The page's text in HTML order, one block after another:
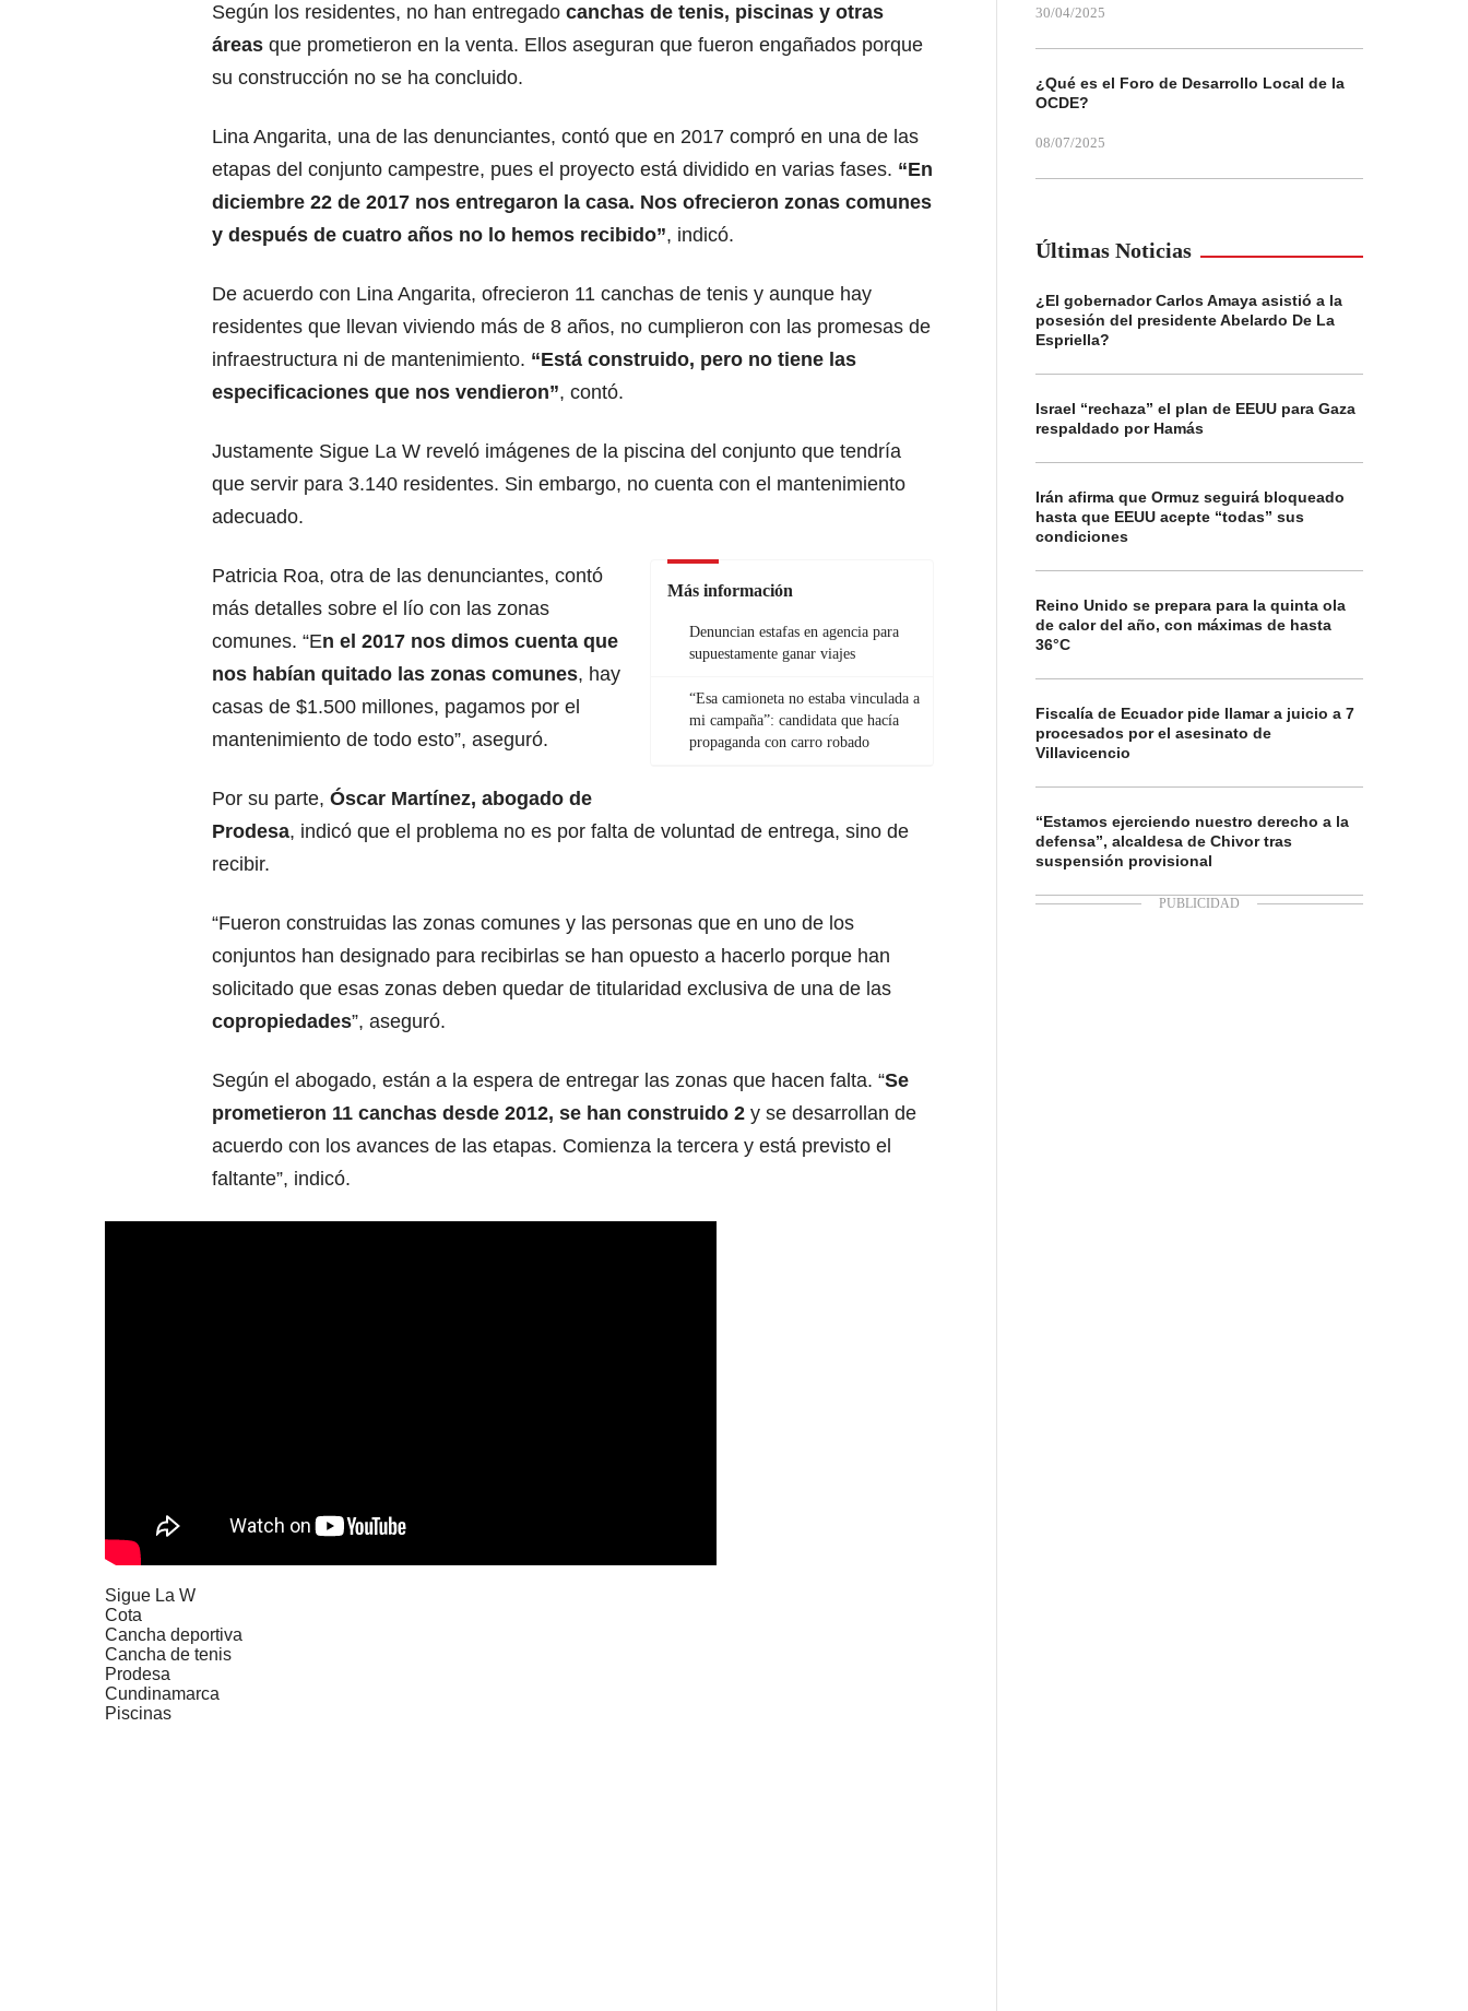
Según los residentes, no han entregado canchas de tenis, piscinas y otras
áreas que prometieron en la venta. Ellos aseguran que fueron engañados porque
su construcción no se ha concluido.
Lina Angarita, una de las denunciantes, contó que en 2017 compró en una de las
etapas del conjunto campestre, pues el proyecto está dividido en varias fases. “En
diciembre 22 de 2017 nos entregaron la casa. Nos ofrecieron zonas comunes
y después de cuatro años no lo hemos recibido”, indicó.
De acuerdo con Lina Angarita, ofrecieron 11 canchas de tenis y aunque hay
residentes que llevan viviendo más de 8 años, no cumplieron con las promesas de
infraestructura ni de mantenimiento. “Está construido, pero no tiene las
especificaciones que nos vendieron”, contó.
Justamente Sigue La W reveló imágenes de la piscina del conjunto que tendría
que servir para 3.140 residentes. Sin embargo, no cuenta con el mantenimiento
adecuado.
Más información
Denuncian estafas en agencia para
supuestamente ganar viajes
“Esa camioneta no estaba vinculada a
mi campaña”: candidata que hacía
propaganda con carro robado
Patricia Roa, otra de las denunciantes, contó
más detalles sobre el lío con las zonas
comunes. “En el 2017 nos dimos cuenta que
nos habían quitado las zonas comunes, hay
casas de $1.500 millones, pagamos por el
mantenimiento de todo esto”, aseguró.
Por su parte, Óscar Martínez, abogado de
Prodesa, indicó que el problema no es por falta de voluntad de entrega, sino de
recibir.
“Fueron construidas las zonas comunes y las personas que en uno de los
conjuntos han designado para recibirlas se han opuesto a hacerlo porque han
solicitado que esas zonas deben quedar de titularidad exclusiva de una de las
copropiedades”, aseguró.
Según el abogado, están a la espera de entregar las zonas que hacen falta. “Se
prometieron 11 canchas desde 2012, se han construido 2 y se desarrollan de
acuerdo con los avances de las etapas. Comienza la tercera y está previsto el
faltante”, indicó.
Sigue La W
Cota
Cancha deportiva
Cancha de tenis
Prodesa
Cundinamarca
Piscinas
30/04/2025
¿Qué es el Foro de Desarrollo Local de la
OCDE?
08/07/2025
Últimas Noticias
¿El gobernador Carlos Amaya asistió a la
posesión del presidente Abelardo De La
Espriella?
Israel “rechaza” el plan de EEUU para Gaza
respaldado por Hamás
Irán afirma que Ormuz seguirá bloqueado
hasta que EEUU acepte “todas” sus
condiciones
Reino Unido se prepara para la quinta ola
de calor del año, con máximas de hasta
36°C
Fiscalía de Ecuador pide llamar a juicio a 7
procesados por el asesinato de
Villavicencio
“Estamos ejerciendo nuestro derecho a la
defensa”, alcaldesa de Chivor tras
suspensión provisional